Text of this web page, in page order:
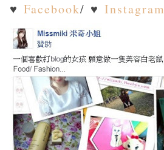
♥ Facebook/ ♥ Instagram